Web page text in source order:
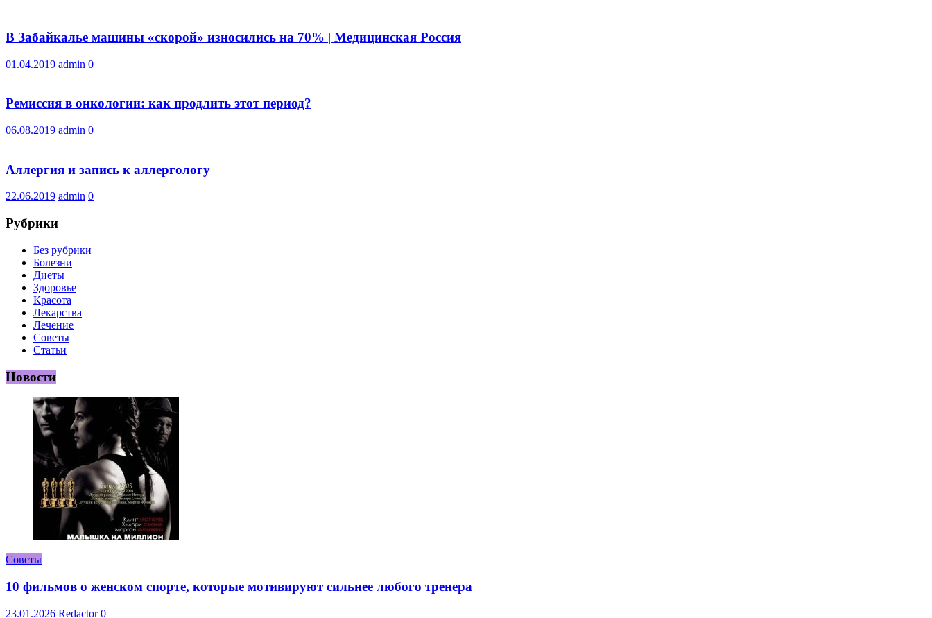
В Забайкалье машины «скорой» износились на 70% | Медицинская Россия
01.04.2019 admin 0
Ремиссия в онкологии: как продлить этот период?
06.08.2019 admin 0
Аллергия и запись к аллергологу
22.06.2019 admin 0
Рубрики
Без рубрики
Болезни
Диеты
Здоровье
Красота
Лекарства
Лечение
Советы
Статьи
Новости
Советы
10 фильмов о женском спорте, которые мотивируют сильнее любого тренера
23.01.2026 Redactor 0